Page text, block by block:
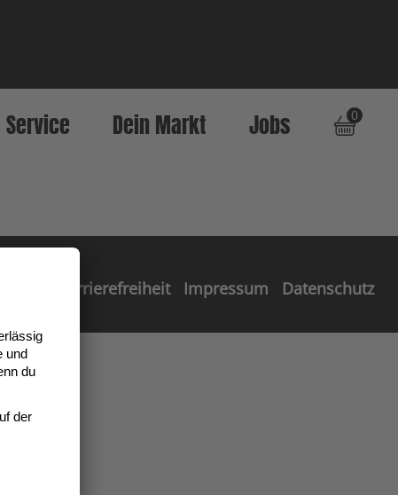
Service Dein Markt Jobs
0
Barrierefreiheit Impressum Datenschutz